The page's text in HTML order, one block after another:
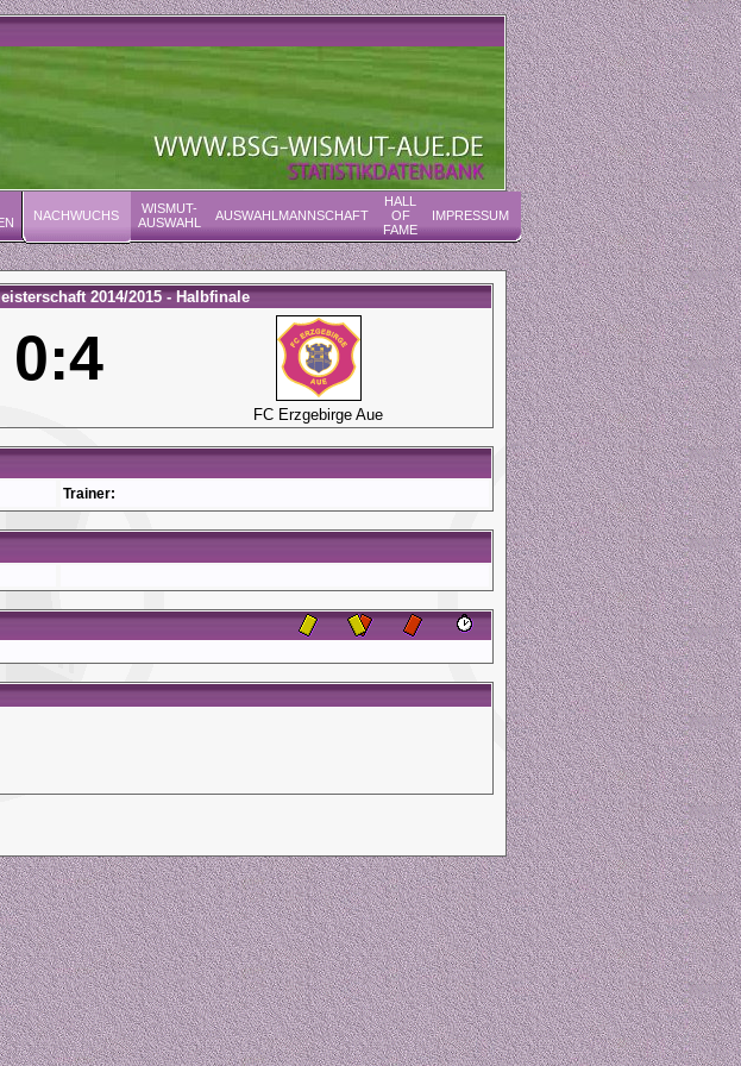
NACHWUCHS
WISMUT-
AUSWAHL
AUSWAHLMANNSCHAFT
HALL
OF
FAME
IMPRESSUM
2014/2015 - Halbfinale
0:4
FC Erzgebirge Aue
Trainer: